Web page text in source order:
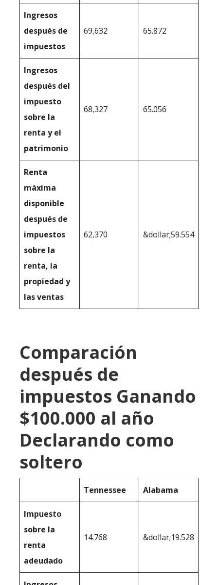
Ingresos
después de
impuestos
69,632 65.872
Ingresos
después del
impuesto
sobre la
renta y el
patrimonio
68,327 65.056
Renta
máxima
disponible
después de
impuestos
sobre la
renta, la
propiedad y
las ventas
62,370 &dollar;59.554
Comparación
después de
impuestos Ganando
$100.000 al año
Declarando como
soltero
Tennessee Alabama
Impuesto
sobre la
renta
adeudado
14.768 &dollar;19.528